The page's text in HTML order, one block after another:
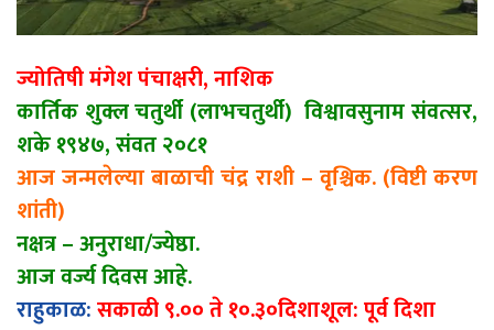
ज्योतिषी मंगेश पंचाक्षरी, नाशिक
कार्तिक शुक्ल चतुर्थी (लाभचतुर्थी) विश्वावसुनाम संवत्सर,
शके १९४७, संवत २०८१
आज जन्मलेल्या बाळाची चंद्र राशी – वृश्चिक. (विष्टी करण
शांती)
नक्षत्र – अनुराधा/ज्येष्ठा.
आज वर्ज्य दिवस आहे.
राहुकाळ:सकाळी ९.०० ते १०.३०दिशाशूल: पूर्व दिशा